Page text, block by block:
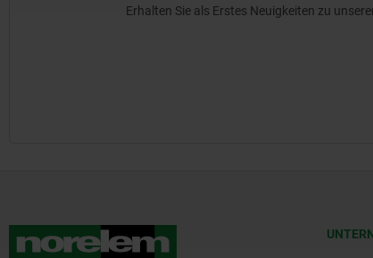
Erhalten Sie als Erstes Neuigkeiten zu